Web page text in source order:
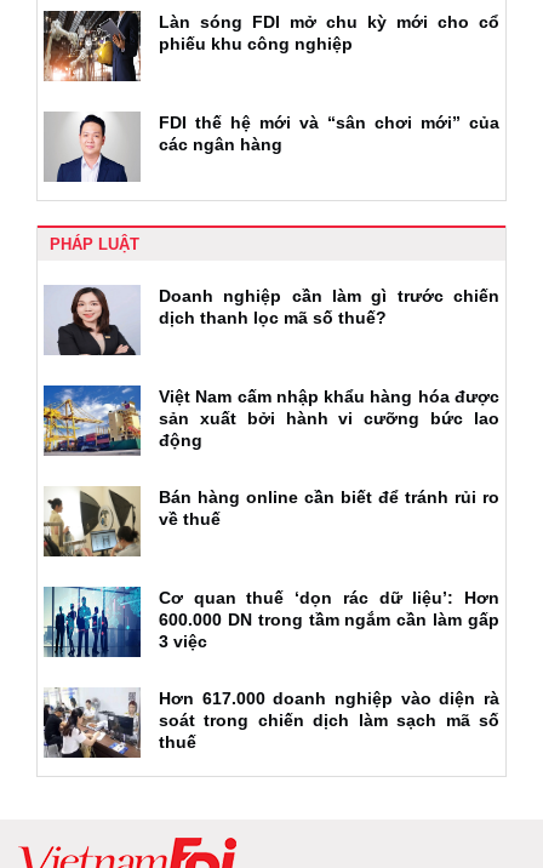
Làn sóng FDI mở chu kỳ mới cho cổ
phiếu khu công nghiệp
FDI thế hệ mới và “sân chơi mới” của
các ngân hàng
PHÁP LUẬT
Doanh nghiệp cần làm gì trước chiến
dịch thanh lọc mã số thuế?
Việt Nam cấm nhập khẩu hàng hóa được
sản xuất bởi hành vi cưỡng bức lao
động
Bán hàng online cần biết để tránh rủi ro
về thuế
Cơ quan thuế ‘dọn rác dữ liệu’: Hơn
600.000 DN trong tầm ngắm cần làm gấp
3 việc
Hơn 617.000 doanh nghiệp vào diện rà
soát trong chiến dịch làm sạch mã số
thuế